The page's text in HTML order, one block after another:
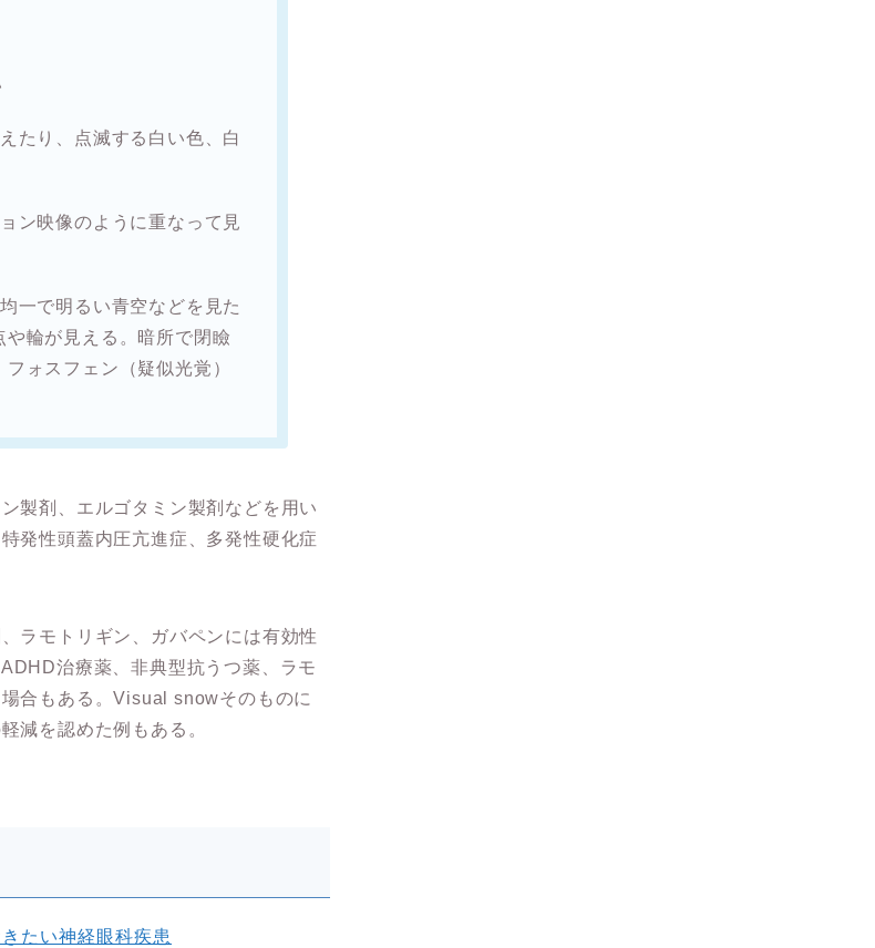
たり、点滅する白い色、白
ン映像のように重なって見
一で明るい青空などを見た
輪が見える。暗所で閉瞼
ォスフェン（疑似光覚）
製剤、エルゴタミン製剤などを用い
発性頭蓋内圧亢進症、多発性硬化症
ラモトリギン、ガバペンには有効性
治療薬、非典型抗うつ薬、ラモ
合もある。Visual snowそのものに
減を認めた例もある。
たい神経眼科疾患